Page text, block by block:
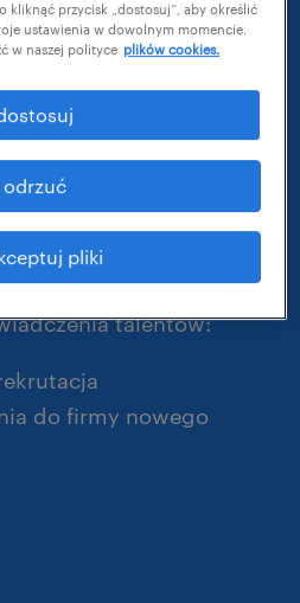
organizacji jest do tego
ponieważ pozwala
i zarządzać
podróży Twoich
do pobrania
materiał umożliwi Ci
najważniejsze etapy
talentów:
do firmy nowego
kliknąć przycisk „dostosuj”, aby określić
ustawienia w dowolnym momencie.
w naszej polityce plików cookies.
pliki
odrzuć